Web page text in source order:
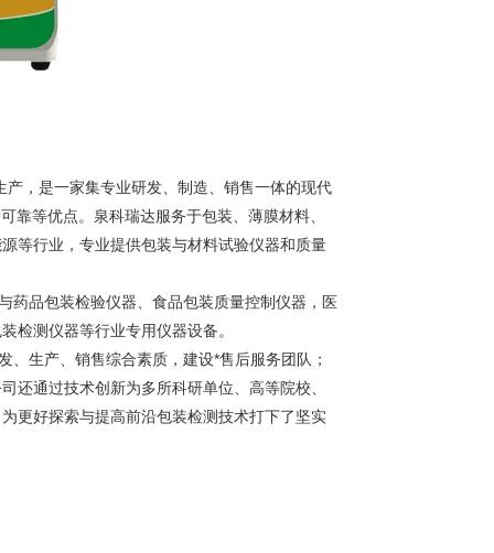
，是一家集专业研发、制造、销售一体的现代
靠等优点。泉科瑞达服务于包装、薄膜材料、
等行业，专业提供包装与材料试验仪器和质量
药品包装检验仪器、食品包装质量控制仪器，医
检测仪器等行业专用仪器设备。
生产、销售综合素质，建设*售后服务团队；
还通过技术创新为多所科研单位、高等院校、
更好探索与提高前沿包装检测技术打下了坚实